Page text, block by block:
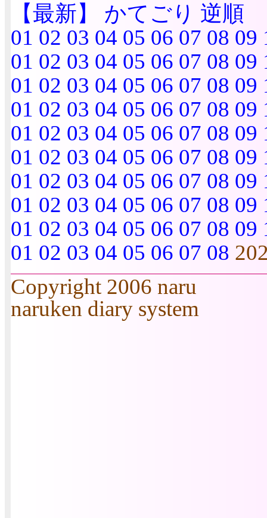
【最新】 かてごり 逆順
01 02 03 04 05 06 07 08 09
01 02 03 04 05 06 07 08 09
01 02 03 04 05 06 07 08 09
01 02 03 04 05 06 07 08 09
01 02 03 04 05 06 07 08 09
01 02 03 04 05 06 07 08 09
01 02 03 04 05 06 07 08 09
01 02 03 04 05 06 07 08 09
01 02 03 04 05 06 07 08 09
01 02 03 04 05 06 07 08
Copyright 2006 naru
naruken diary system